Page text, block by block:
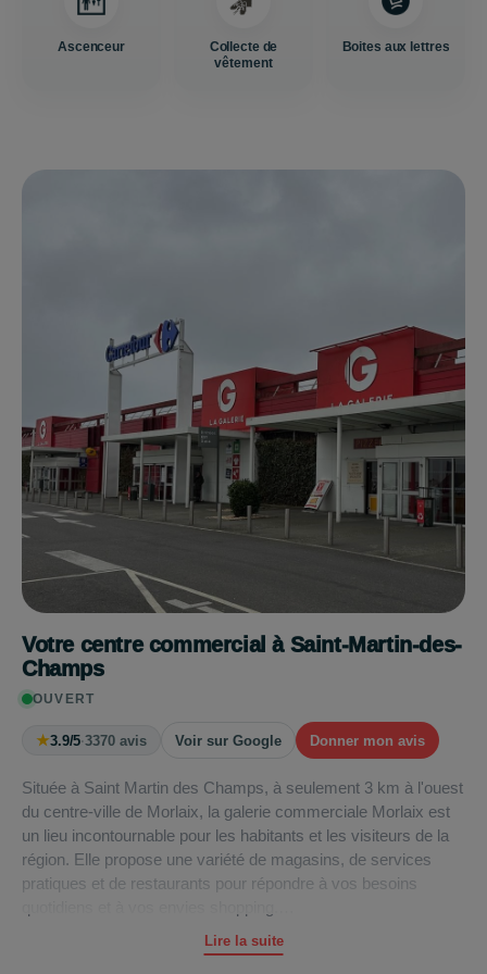
Ascenceur
Collecte de
vêtement
Boites aux lettres
Votre centre commercial à Saint-Martin-des-
Champs
OUVERT
★3.9/5·3370 avis Voir sur Google Donner mon avis
Située à Saint Martin des Champs, à seulement 3 km à l'ouest
du centre-ville de Morlaix, la galerie commerciale Morlaix est
un lieu incontournable pour les habitants et les visiteurs de la
région. Elle propose une variété de magasins, de services
pratiques et de restaurants pour répondre à vos besoins
Carrefouroffre une gamme complète de
Lire la suite